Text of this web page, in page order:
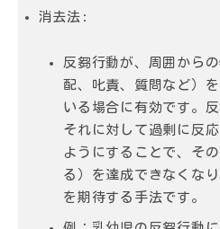
消去法 :
反芻行動が、周囲からの
配、叱責、質問など）
いる場合に有効です。
それに対して過剰に反応
ようにすることで、そ
る）を達成できなくな
を期待する手法です。